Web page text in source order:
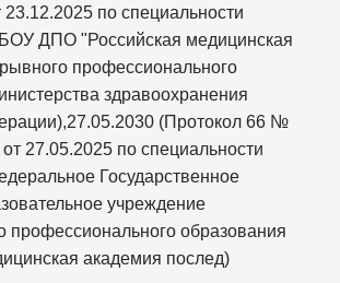
по специальности
ДПО "Российская медицинская
профессионального
здравоохранения
(Протокол 66 №
27.05.2025 по специальности
Государственное
учреждение
профессионального образования
академия послед)